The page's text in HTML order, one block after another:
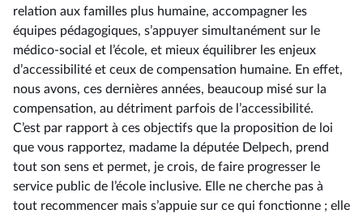
relation aux familles plus humaine, accompagner les
équipes pédagogiques, s’appuyer simultanément sur le
médico-social et l’école, et mieux équilibrer les enjeux
d’accessibilité et ceux de compensation humaine. En effet,
nous avons, ces dernières années, beaucoup misé sur la
compensation, au détriment parfois de l’accessibilité.
C’est par rapport à ces objectifs que la proposition de loi
que vous rapportez, madame la députée Delpech, prend
tout son sens et permet, je crois, de faire progresser le
service public de l’école inclusive. Elle ne cherche pas à
tout recommencer mais s’appuie sur ce qui fonctionne ; elle